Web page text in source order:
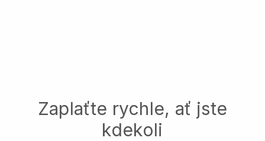
Zaplaťte rychle, ať jste
kdekoli